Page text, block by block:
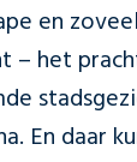
en
– het
En daar